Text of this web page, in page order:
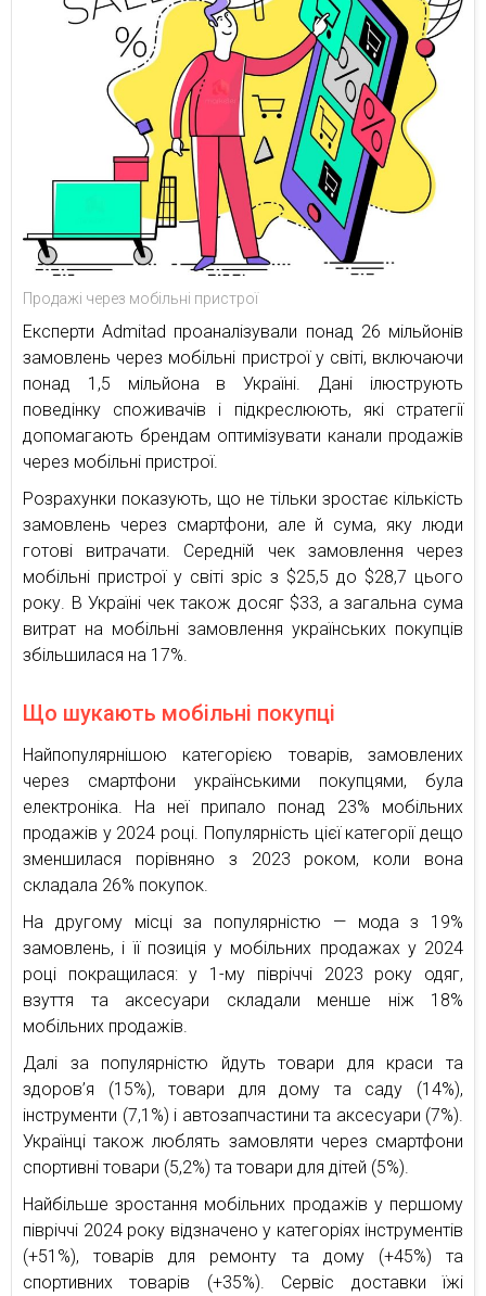
Продажі через мобільні пристрої
Експерти Admitad проаналізували понад 26 мільйонів
замовлень через мобільні пристрої у світі, включаючи
понад 1,5 мільйона в Україні. Дані ілюструють
поведінку споживачів і підкреслюють, які стратегії
допомагають брендам оптимізувати канали продажів
через мобільні пристрої.
Розрахунки показують, що не тільки зростає кількість
замовлень через смартфони, але й сума, яку люди
готові витрачати. Середній чек замовлення через
мобільні пристрої у світі зріс з $25,5 до $28,7 цього
року. В Україні чек також досяг $33, а загальна сума
витрат на мобільні замовлення українських покупців
збільшилася на 17%.
Що шукають мобільні покупці
Найпопулярнішою категорією товарів, замовлених
через смартфони українськими покупцями, була
електроніка. На неї припало понад 23% мобільних
продажів у 2024 році. Популярність цієї категорії дещо
зменшилася порівняно з 2023 роком, коли вона
складала 26% покупок.
На другому місці за популярністю — мода з 19%
замовлень, і її позиція у мобільних продажах у 2024
році покращилася: у 1-му півріччі 2023 року одяг,
взуття та аксесуари складали менше ніж 18%
мобільних продажів.
Далі за популярністю йдуть товари для краси та
здоров’я (15%), товари для дому та саду (14%),
інструменти (7,1%) і автозапчастини та аксесуари (7%).
Українці також люблять замовляти через смартфони
спортивні товари (5,2%) та товари для дітей (5%).
Найбільше зростання мобільних продажів у першому
півріччі 2024 року відзначено у категоріях інструментів
(+51%), товарів для ремонту та дому (+45%) та
спортивних товарів (+35%). Сервіс доставки їжі